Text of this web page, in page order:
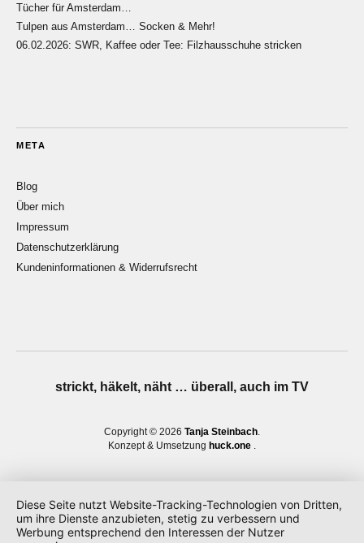
Tücher für Amsterdam…
Tulpen aus Amsterdam… Socken & Mehr!
06.02.2026: SWR, Kaffee oder Tee: Filzhausschuhe stricken
META
Blog
Über mich
Impressum
Datenschutzerklärung
Kundeninformationen & Widerrufsrecht
strickt, häkelt, näht … überall, auch im TV
Copyright © 2026 Tanja Steinbach
Konzept & Umsetzung huck.one
Diese Seite nutzt Website-Tracking-Technologien von Dritten,
um ihre Dienste anzubieten, stetig zu verbessern und
Werbung entsprechend den Interessen der Nutzer